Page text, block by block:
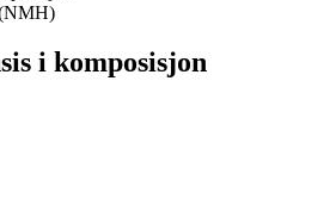
i komposisjon